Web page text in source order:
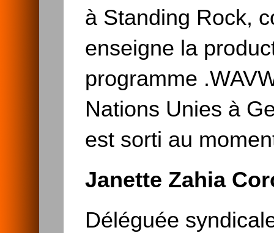
à Standing Rock,
enseigne la
programme
Nations Unies à
est sorti au
Janette Zahia
Déléguée